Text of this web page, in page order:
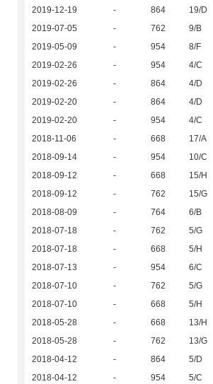
2019-12-19
- 864 19/D
2019-07-05
- 762 9/B
2019-05-09
- 954 8/F
2019-02-26
- 954 4/C
2019-02-26
- 864 4/D
2019-02-20
- 864 4/D
2019-02-20
- 954 4/C
2018-11-06
- 668 17/A
2018-09-14
- 954 10/C
2018-09-12
- 668 15/H
2018-09-12
- 762 15/G
2018-08-09
- 764 6/B
2018-07-18
- 762 5/G
2018-07-18
- 668 5/H
2018-07-13
- 954 6/C
2018-07-10
- 762 5/G
2018-07-10
- 668 5/H
2018-05-28
- 668 13/H
2018-05-28
- 762 13/G
2018-04-12
- 864 5/D
2018-04-12
- 954 5/C